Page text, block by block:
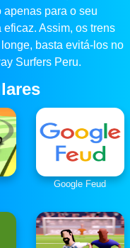
para o seu
Assim, os trens
basta evitá-los no
Surfers Peru.
Google Feud